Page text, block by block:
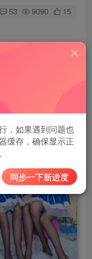
53 9090 15
，如果遇到问题也
缓存，确保显示正
同步一下新进度